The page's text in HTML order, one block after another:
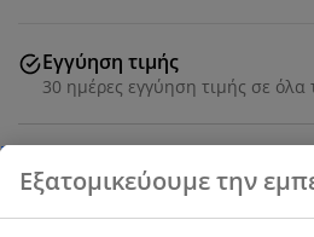
Εγγύηση τιμής
30 ημέρες εγγύηση τιμής σε όλα
Ξαπλώστρα από ελαιωμένο
Μ198 x Υ90 cm
Εξατομικεύουμε την